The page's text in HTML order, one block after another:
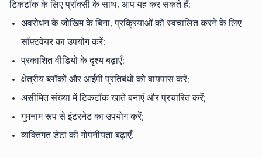
टिकटॉक के लिए प्रॉक्सी के साथ, आप यह कर सकते हैं:
अवरोधन के जोखिम के बिना, प्रक्रियाओं को स्वचालित करने के लिए
सॉफ़्टवेयर का उपयोग करें;
प्रकाशित वीडियो के दृश्य बढ़ाएँ;
क्षेत्रीय ब्लॉकों और आईपी प्रतिबंधों को बायपास करें;
असीमित संख्या में टिकटॉक खाते बनाएं और प्रचारित करें;
गुमनाम रूप से इंटरनेट का उपयोग करें;
व्यक्तिगत डेटा की गोपनीयता बढ़ाएँ.